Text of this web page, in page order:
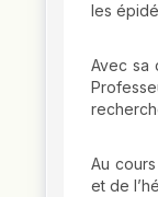
les
Avec sa
Au
et de